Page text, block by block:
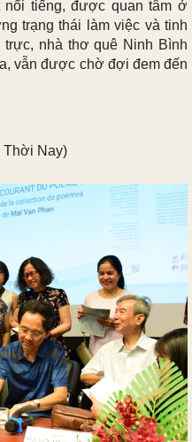
tiếng, được quan tâm ở
trạng thái làm việc và tinh
nhà thơ quê Ninh Bình
vẫn được chờ đợi đem đến
Thời Nay)